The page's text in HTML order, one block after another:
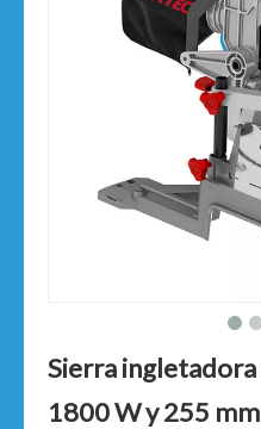
Sierra
1800 W y 255 mm